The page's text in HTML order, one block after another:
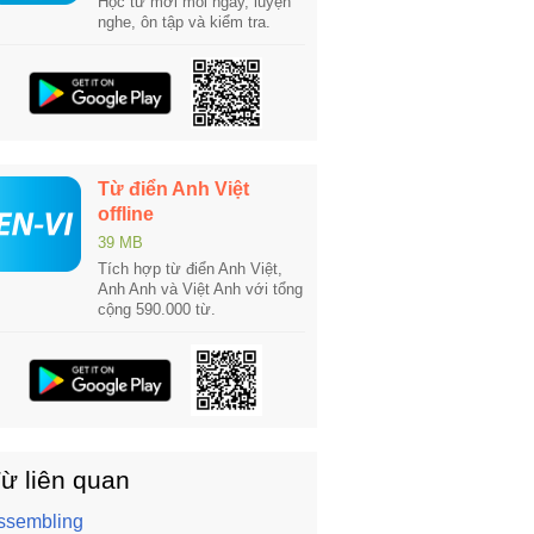
nghe, ôn tập và kiểm tra.
Từ điển Anh Việt
offline
39 MB
Tích hợp từ điển Anh Việt,
Anh Anh và Việt Anh với tổng
cộng 590.000 từ.
liên quan